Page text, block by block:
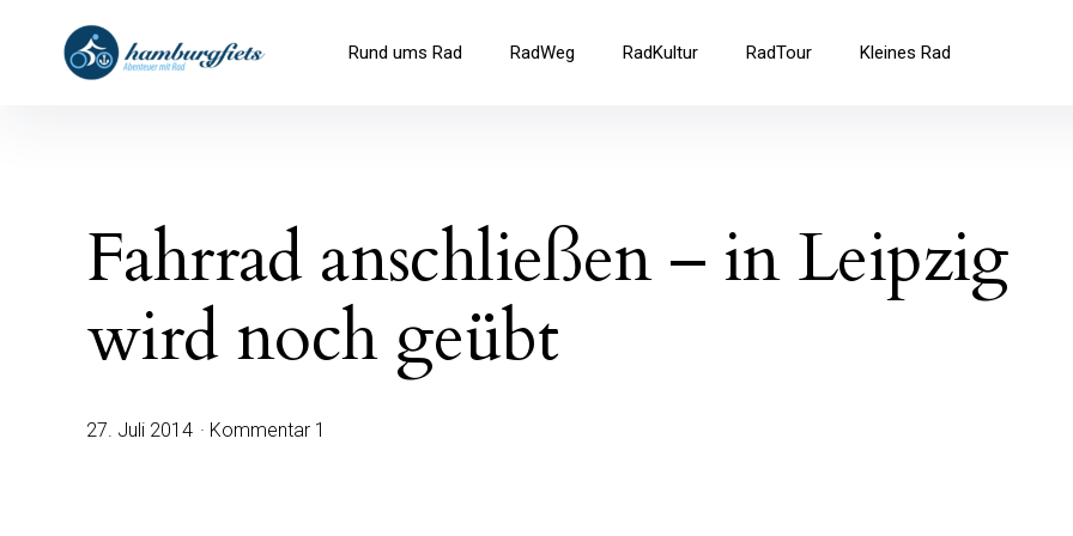
überspringenhamburgfiets – Abenteuer mit Rad
Rund ums Rad RadWeg RadKultur RadTour Kleines Rad
Fahrrad anschließen – in Leipzig
wird noch geübt
27. Juli 2014 Kommentar 1